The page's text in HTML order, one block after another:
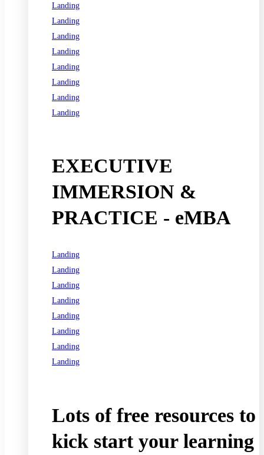
Landing
Landing
Landing
Landing
Landing
Landing
Landing
Landing
EXECUTIVE
IMMERSION &
PRACTICE - eMBA
Landing
Landing
Landing
Landing
Landing
Landing
Landing
Landing
Lots of free resources to
kick start your learning